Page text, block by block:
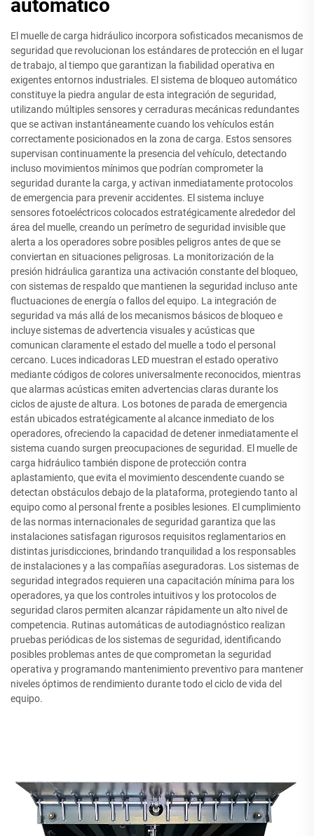
automático
El muelle de carga hidráulico incorpora sofisticados mecanismos de
seguridad que revolucionan los estándares de protección en el lugar
de trabajo, al tiempo que garantizan la fiabilidad operativa en
exigentes entornos industriales. El sistema de bloqueo automático
constituye la piedra angular de esta integración de seguridad,
utilizando múltiples sensores y cerraduras mecánicas redundantes
que se activan instantáneamente cuando los vehículos están
correctamente posicionados en la zona de carga. Estos sensores
supervisan continuamente la presencia del vehículo, detectando
incluso movimientos mínimos que podrían comprometer la
seguridad durante la carga, y activan inmediatamente protocolos
de emergencia para prevenir accidentes. El sistema incluye
sensores fotoeléctricos colocados estratégicamente alrededor del
área del muelle, creando un perímetro de seguridad invisible que
alerta a los operadores sobre posibles peligros antes de que se
conviertan en situaciones peligrosas. La monitorización de la
presión hidráulica garantiza una activación constante del bloqueo,
con sistemas de respaldo que mantienen la seguridad incluso ante
fluctuaciones de energía o fallos del equipo. La integración de
seguridad va más allá de los mecanismos básicos de bloqueo e
incluye sistemas de advertencia visuales y acústicas que
comunican claramente el estado del muelle a todo el personal
cercano. Luces indicadoras LED muestran el estado operativo
mediante códigos de colores universalmente reconocidos, mientras
que alarmas acústicas emiten advertencias claras durante los
ciclos de ajuste de altura. Los botones de parada de emergencia
están ubicados estratégicamente al alcance inmediato de los
operadores, ofreciendo la capacidad de detener inmediatamente el
sistema cuando surgen preocupaciones de seguridad. El muelle de
carga hidráulico también dispone de protección contra
aplastamiento, que evita el movimiento descendente cuando se
detectan obstáculos debajo de la plataforma, protegiendo tanto al
equipo como al personal frente a posibles lesiones. El cumplimiento
de las normas internacionales de seguridad garantiza que las
instalaciones satisfagan rigurosos requisitos reglamentarios en
distintas jurisdicciones, brindando tranquilidad a los responsables
de instalaciones y a las compañías aseguradoras. Los sistemas de
seguridad integrados requieren una capacitación mínima para los
operadores, ya que los controles intuitivos y los protocolos de
seguridad claros permiten alcanzar rápidamente un alto nivel de
competencia. Rutinas automáticas de autodiagnóstico realizan
pruebas periódicas de los sistemas de seguridad, identificando
posibles problemas antes de que comprometan la seguridad
operativa y programando mantenimiento preventivo para mantener
niveles óptimos de rendimiento durante todo el ciclo de vida del
equipo.